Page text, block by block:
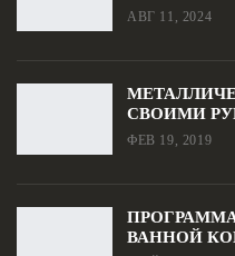
АВГ 11, 2024
СВОИМИ
ФЕВ 19, 2019
ВАННОЙ